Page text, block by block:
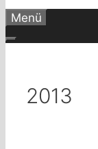
Menü
2013